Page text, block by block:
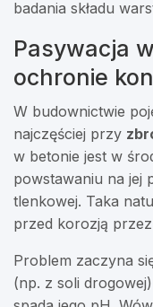
badania składu
Pasywacja
ochronie
W budownictwie
najczęściej przy
w betonie jest w
powstawaniu na jej
tlenkowej. Taka
przed korozją przez
Problem zaczyna
(np. z soli